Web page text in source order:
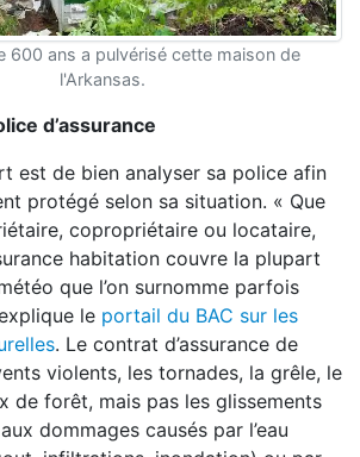
600 ans a pulvérisé cette maison de
l'Arkansas.
d’assurance
est de bien analyser sa police afin
protégé selon sa situation. « Que
copropriétaire ou locataire,
habitation couvre la plupart
que l’on surnomme parfois
le portail du BAC sur les
. Le contrat d’assurance de
violents, les tornades, la grêle, le
de forêt, mais pas les glissements
dommages causés par l’eau